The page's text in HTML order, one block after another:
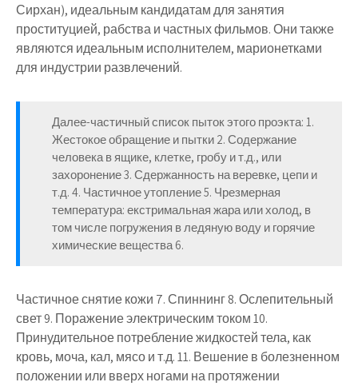
Сирхан), идеальным кандидатам для занятия
проституцией, рабства и частных фильмов. Они также
являются идеальным исполнителем, марионетками
для индустрии развлечений.
Далее-частичный список пыток этого проэкта: 1.
Жестокое обращение и пытки 2. Содержание
человека в ящике, клетке, гробу и т.д., или
захоронение 3. Сдержанность на веревке, цепи и
т.д. 4. Частичное утопление 5. Чрезмерная
температура: екстримальная жара или холод, в
том числе погружения в ледяную воду и горячие
химические вещества 6.
Частичное снятие кожи 7. Спиннинг 8. Ослепительный
свет 9. Поражение электрическим током 10.
Принудительное потребление жидкостей тела, как
кровь, моча, кал, мясо и т.д. 11. Вешение в болезненном
положении или вверх ногами на протяжении